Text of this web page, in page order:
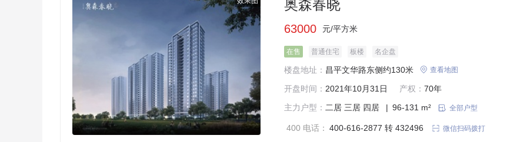
奥森春晓
63000 元/平方米
在售 普通住宅 板楼 名企盘
楼盘地址： 昌平文华路东侧约130米  查看地图
开盘时间： 2021年10月31日 产权： 70年
主力户型： 二居 三居 四居 | 96-131 m²  全部户型
400 电话： 400-616-2877 转 432496  微信扫码拨打